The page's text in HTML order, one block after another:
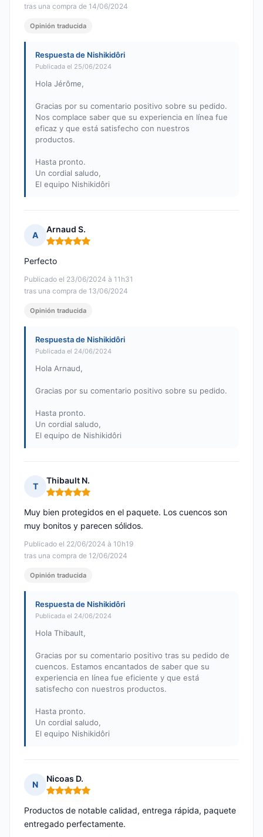
tras una compra de 14/06/2024
Opinión traducida
Respuesta de Nishikidôri
Publicada el 25/06/2024
Hola Jérôme,
Gracias por su comentario positivo sobre su pedido.
Nos complace saber que su experiencia en línea fue
eficaz y que está satisfecho con nuestros
productos.
Hasta pronto.
Un cordial saludo,
El equipo Nishikidôri
A
Arnaud S.
Nota: 5 de 5
Publicado el 23/06/2024 à 11h31
tras una compra de 13/06/2024
Perfecto
Opinión traducida
Respuesta de Nishikidôri
Publicada el 24/06/2024
Hola Arnaud,
Gracias por su comentario positivo sobre su pedido.
Hasta pronto.
Un cordial saludo,
El equipo de Nishikidôri
T
Thibault N.
Nota: 5 de 5
Publicado el 22/06/2024 à 10h19
tras una compra de 12/06/2024
Muy bien protegidos en el paquete. Los cuencos son
muy bonitos y parecen sólidos.
Opinión traducida
Respuesta de Nishikidôri
Publicada el 24/06/2024
Hola Thibault,
Gracias por su comentario positivo tras su pedido de
cuencos. Estamos encantados de saber que su
experiencia en línea fue eficiente y que está
satisfecho con nuestros productos.
Hasta pronto.
Un cordial saludo,
El equipo Nishikidôri
N
Nicoas D.
Nota: 5 de 5
Productos de notable calidad, entrega rápida, paquete
entregado perfectamente.